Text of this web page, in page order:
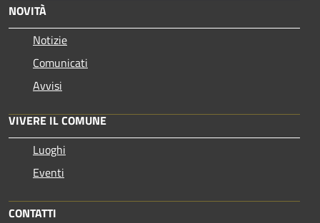
NOVITÀ
Notizie
Comunicati
Avvisi
VIVERE IL COMUNE
Luoghi
Eventi
CONTATTI